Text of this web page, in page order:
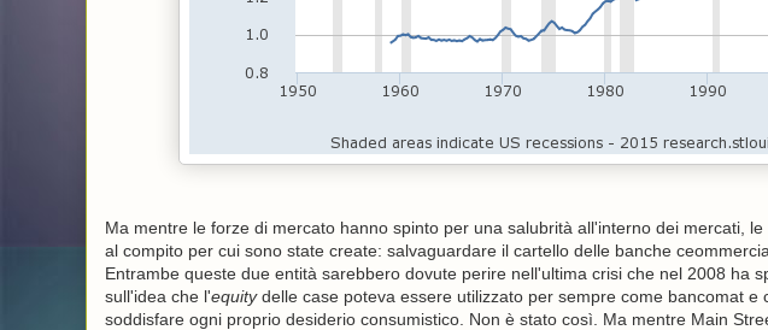
Ma mentre le forze di mercato hanno spinto per una salubrità all'interno dei mercati,
al compito per cui sono state create: salvaguardare il cartello delle banche
Entrambe queste due entità sarebbero dovute perire nell'ultima crisi che nel 2008 ha
sull'idea che l'equitydelle case poteva essere utilizzato per sempre come bancomat e
soddisfare ogni proprio desiderio consumistico. Non è stato così. Ma mentre Main